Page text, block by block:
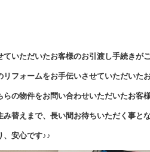
いただいたお客様のお引渡し手続きがご
フォームをお手伝いさせていただいた
らの物件をお問い合わせいただいたお客
替えまで、長い間お待ちいただく事とな
、安心です♪♪